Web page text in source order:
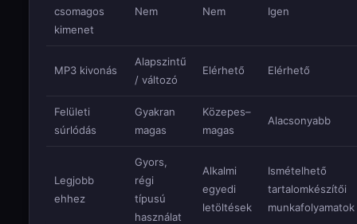
csomagos
kimenet
Nem Nem Igen
MP3 kivonás
Alapszintű
/ változó
Elérhető Elérhető
Felületi
súrlódás
Gyakran
magas
Közepes–
magas
Alacsonyabb
Legjobb
ehhez
Gyors,
régi
típusú
használat
Alkalmi
egyedi
letöltések
Ismételhető
tartalomkészítői
munkafolyamatok